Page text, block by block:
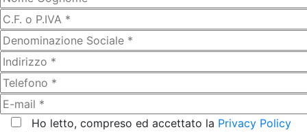
Ho letto, compreso ed accettato la Privacy Policy